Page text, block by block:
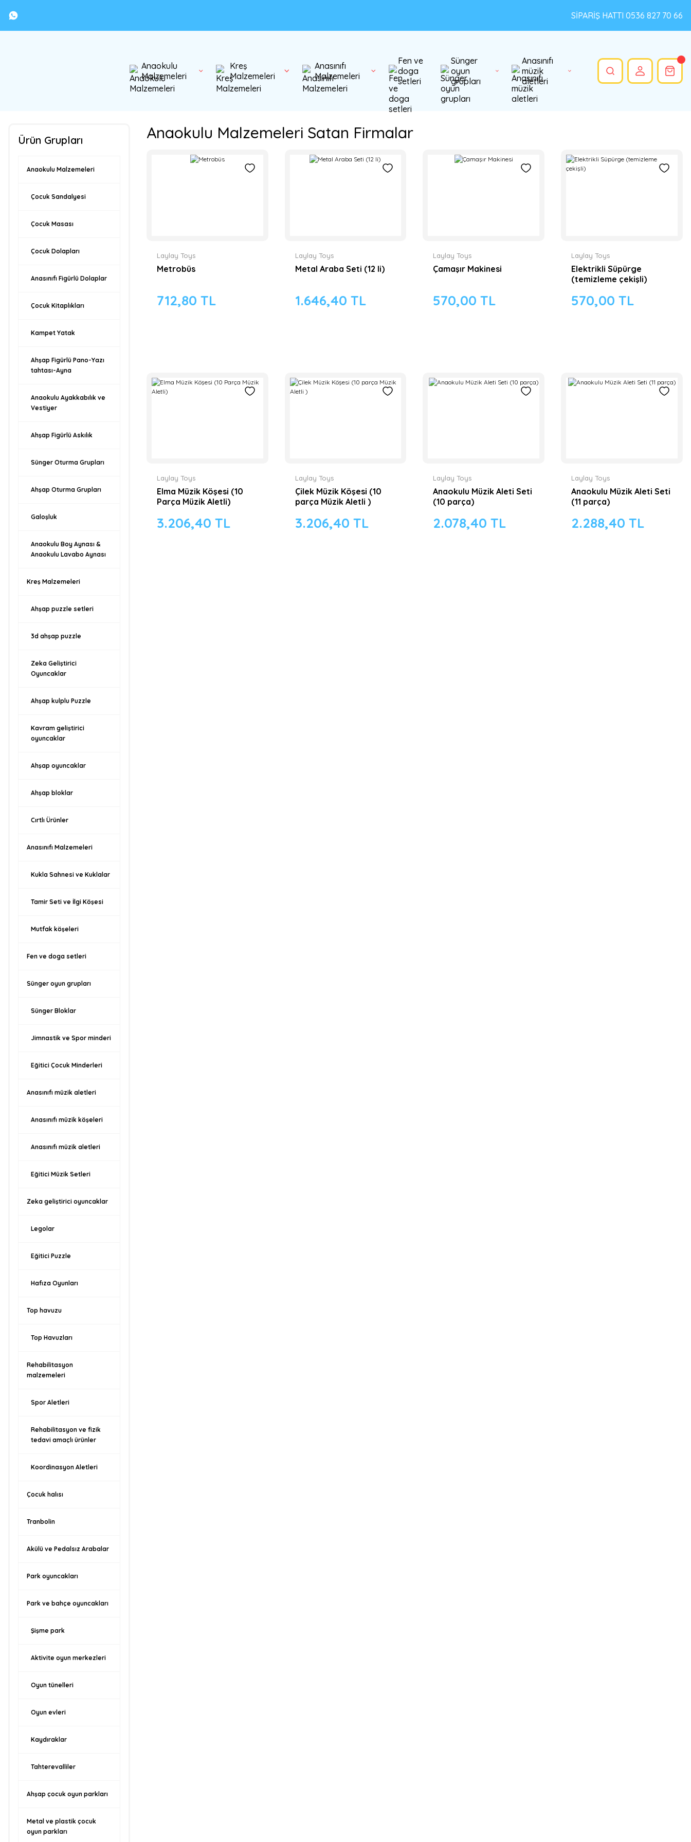
SİPARİŞ HATTI 0536 827 70 66
Anaokulu
Malzemeleri
Kreş
Malzemeleri
Anasınıfı
Malzemeleri
Fen ve
doga
setleri
Sünger
oyun
grupları
Anasınıfı
müzik
aletleri
Ürün Grupları
Anaokulu Malzemeleri
Çocuk Sandalyesi
Çocuk Masası
Çocuk Dolapları
Anasınıfı Figürlü Dolaplar
Çocuk Kitaplıkları
Kampet Yatak
Ahşap Figürlü Pano-Yazı
tahtası-Ayna
Anaokulu Ayakkabılık ve
Vestiyer
Ahşap Figürlü Askılık
Sünger Oturma Grupları
Ahşap Oturma Grupları
Galoşluk
Anaokulu Boy Aynası &
Anaokulu Lavabo Aynası
Kreş Malzemeleri
Ahşap puzzle setleri
3d ahşap puzzle
Zeka Geliştirici
Oyuncaklar
Ahşap kulplu Puzzle
Kavram geliştirici
oyuncaklar
Ahşap oyuncaklar
Ahşap bloklar
Cırtlı Ürünler
Anasınıfı Malzemeleri
Kukla Sahnesi ve Kuklalar
Tamir Seti ve İlgi Köşesi
Mutfak köşeleri
Fen ve doga setleri
Sünger oyun grupları
Sünger Bloklar
Jimnastik ve Spor minderi
Eğitici Çocuk Minderleri
Anasınıfı müzik aletleri
Anasınıfı müzik köşeleri
Anasınıfı müzik aletleri
Eğitici Müzik Setleri
Zeka geliştirici oyuncaklar
Legolar
Eğitici Puzzle
Hafıza Oyunları
Top havuzu
Top Havuzları
Rehabilitasyon
malzemeleri
Spor Aletleri
Rehabilitasyon ve fizik
tedavi amaçlı ürünler
Koordinasyon Aletleri
Çocuk halısı
Tranbolin
Akülü ve Pedalsız Arabalar
Park oyuncakları
Park ve bahçe oyuncakları
Şişme park
Aktivite oyun merkezleri
Oyun tünelleri
Oyun evleri
Kaydıraklar
Tahterevalliler
Ahşap çocuk oyun parkları
Metal ve plastik çocuk
oyun parkları
Anaokulu Malzemeleri Satan Firmalar
Laylay Toys
Metrobüs
712,80 TL
Laylay Toys
Metal Araba Seti (12 li)
1.646,40 TL
Laylay Toys
Çamaşır Makinesi
570,00 TL
Laylay Toys
Elektrikli Süpürge
(temizleme çekişli)
570,00 TL
Laylay Toys
Elma Müzik Köşesi (10
Parça Müzik Aletli)
3.206,40 TL
Laylay Toys
Çilek Müzik Köşesi (10
parça Müzik Aletli )
3.206,40 TL
Laylay Toys
Anaokulu Müzik Aleti Seti
(10 parça)
2.078,40 TL
Laylay Toys
Anaokulu Müzik Aleti Seti
(11 parça)
2.288,40 TL